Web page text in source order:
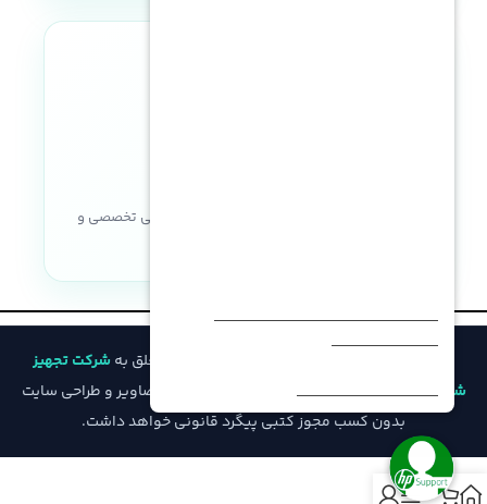
خریدی مطمئن با ضمانت اصالت کالا، پشتیبانی تخصصی و
© تمامی حقوق مادی و معنوی این وب‌سایت متعلق به شرکت تجهیز
شبکه فیداراست و هرگونه کپی‌برداری از محتوا، تصاویر و طراحی سایت
بدون کسب مجوز کتبی پیگرد قانونی خواهد داشت.